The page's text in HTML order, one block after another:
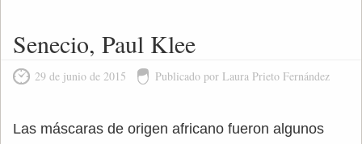
Senecio, Paul Klee
29 de junio de 2015 Publicado por Laura Prieto Fernández
Las máscaras de origen africano fueron algunos